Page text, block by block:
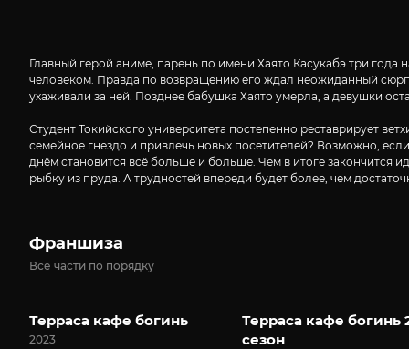
Главный герой аниме, парень по имени Хаято Касукабэ три
человеком. Правда по возвращению его ждал неожиданный
ухаживали за ней. Позднее бабушка Хаято умерла, а девушки
Студент Токийского университета постепенно реставрирует
семейное гнездо и привлечь новых посетителей? Возможно,
днём становится всё больше и больше. Чем в итоге закончится
рыбку из пруда. А трудностей впереди будет более, чем
Франшиза
Все части по порядку
Терраса кафе богинь
2023
Терраса кафе богинь
сезон